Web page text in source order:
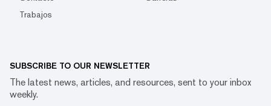
Trabajos
SUBSCRIBE TO OUR NEWSLETTER
The latest news, articles, and resources, sent to your inbox
weekly.